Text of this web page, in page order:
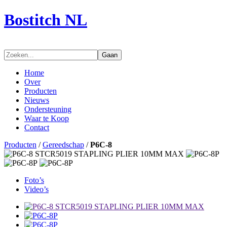
Bostitch NL
Gaan
Home
Over
Producten
Nieuws
Ondersteuning
Waar te Koop
Contact
Producten /Gereedschap /P6C-8
Foto’s
Video’s